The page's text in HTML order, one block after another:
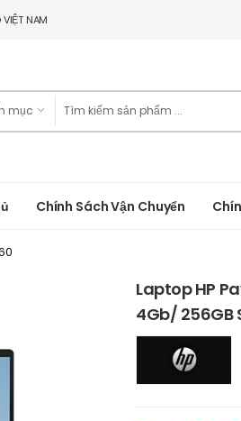
NAM
Chính Sách Vận Chuyển
Laptop HP
4Gb/ 256GB